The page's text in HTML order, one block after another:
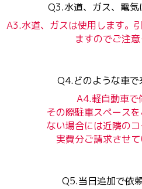
Q3.水道、ガス、電気
A3.水道、ガスは使用します。
ますのでご注意
Q4.どのような車で
A4.軽自動車で
その際駐車スペースを
ない場合には近隣の
実費分ご請求させて
Q5.当日追加で依